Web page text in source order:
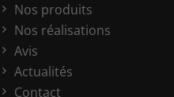
Nos produits
Nos réalisations
Avis
Actualités
Contact